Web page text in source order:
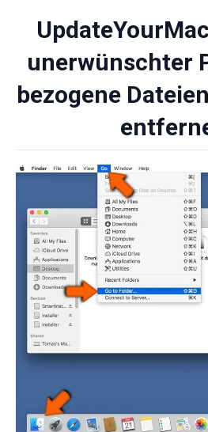
unerwünschter
bezogene